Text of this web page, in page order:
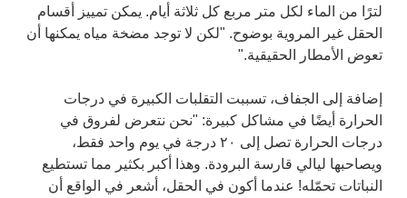
لترًا من الماء لكل متر مربع كل ثلاثة أيام. يمكن تمييز أقسام
الحقل غير المروية بوضوح. "لكن لا توجد مضخة مياه يمكنها أن
تعوض الأمطار الحقيقية."
إضافة إلى الجفاف، تسببت التقلبات الكبيرة في درجات
الحرارة أيضًا في مشاكل كبيرة: "نحن نتعرض لفروق في
درجات الحرارة تصل إلى ۲۰ درجة في يوم واحد فقط،
ويصاحبها ليالي قارسة البرودة. وهذا أكبر بكثير مما تستطيع
النباتات تحمّله! عندما أكون في الحقل، أشعر في الواقع أن